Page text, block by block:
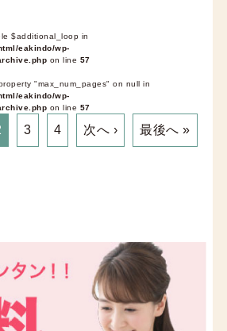
$additional_loop in
eakindo/wp-
on line 57
"max_num_pages" on null in
eakindo/wp-
on line 57
3 4 次へ › 最後へ »